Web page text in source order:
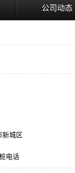
公司动态
新城区
电话